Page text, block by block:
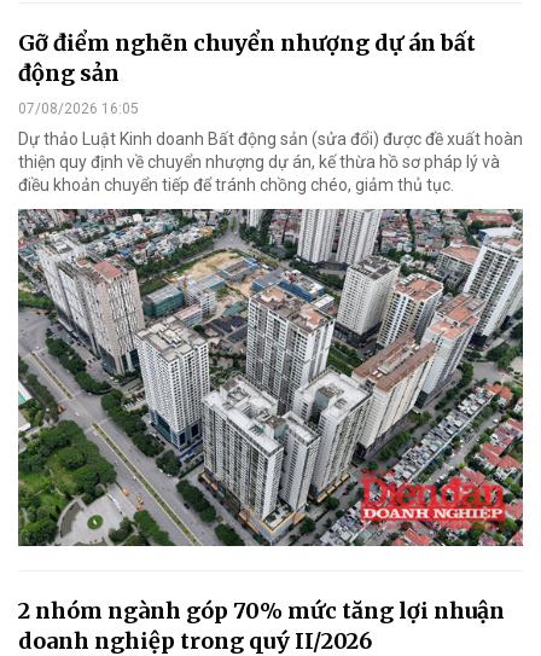
Gỡ điểm nghẽn chuyển nhượng dự án bất
động sản
07/08/2026 16:05
Dự thảo Luật Kinh doanh Bất động sản (sửa đổi) được đề xuất hoàn
thiện quy định về chuyển nhượng dự án, kế thừa hồ sơ pháp lý và
điều khoản chuyển tiếp để tránh chồng chéo, giảm thủ tục.
2 nhóm ngành góp 70% mức tăng lợi nhuận
doanh nghiệp trong quý II/2026